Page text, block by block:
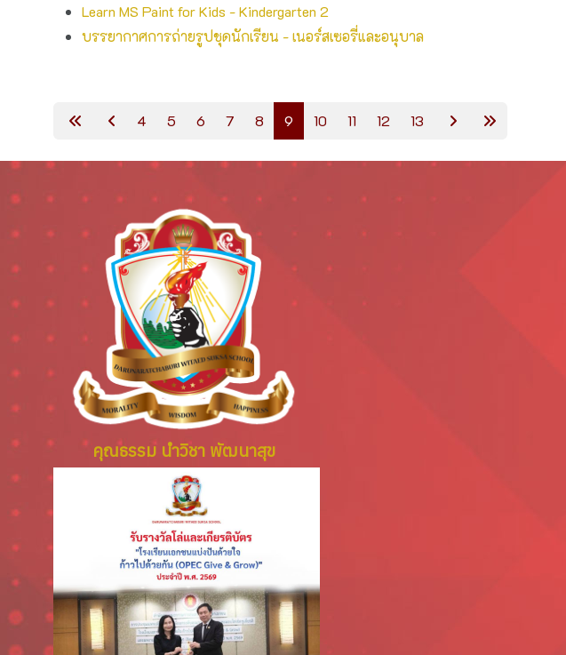
Learn MS Paint for Kids - Kindergarten 2
บรรยากาศ​การถ่ายรูปชุดนักเรียน​ - ​เนอร์​สเซอรี่และอนุบาล​
4
5 6 7 8 9 10 11 12 13
คุณธรรม นำวิชา พัฒนาสุข